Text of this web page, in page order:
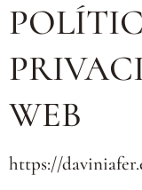
WEB
https://